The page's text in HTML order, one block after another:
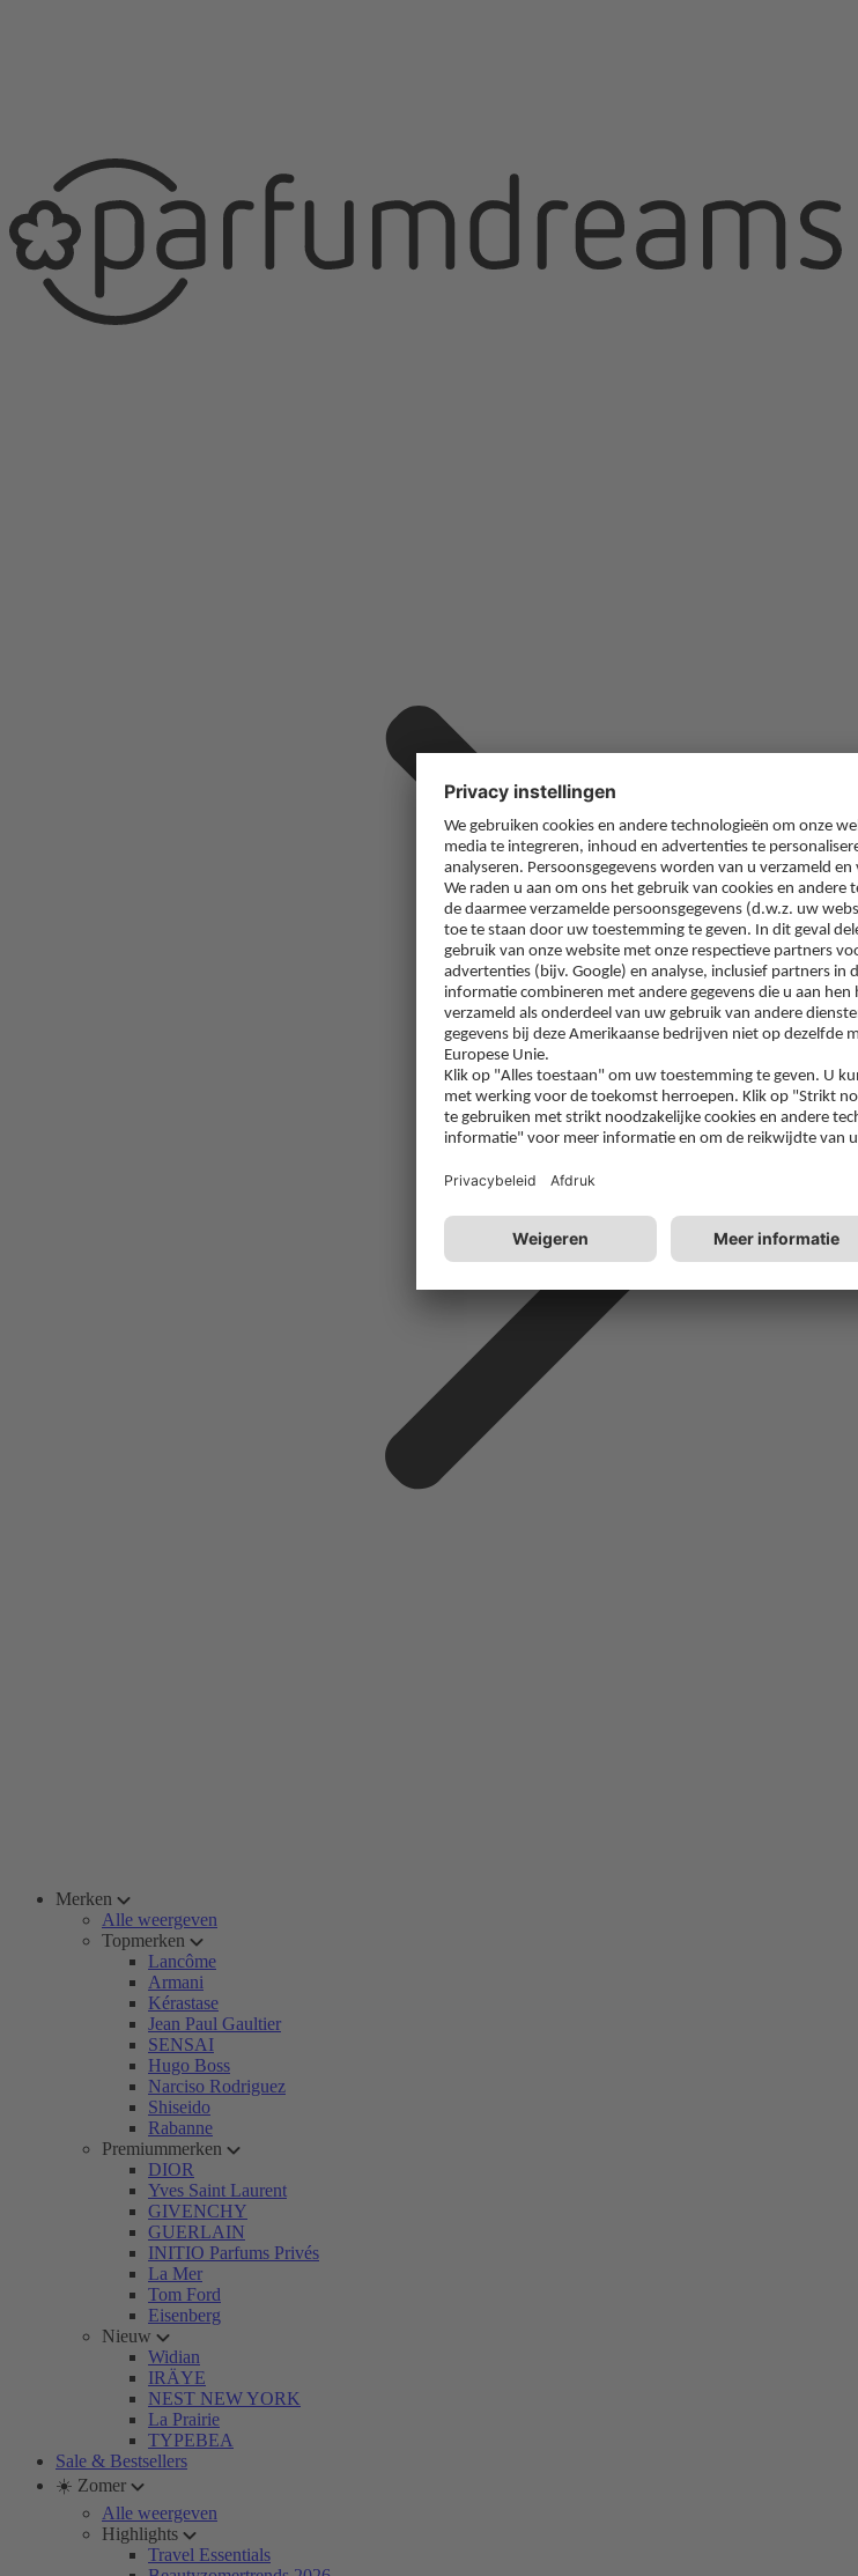
Merken
Alle weergeven
Topmerken
Lancôme
Armani
Kérastase
Jean Paul Gaultier
SENSAI
Hugo Boss
Narciso Rodriguez
Shiseido
Rabanne
Premiummerken
DIOR
Yves Saint Laurent
GIVENCHY
GUERLAIN
INITIO Parfums Privés
La Mer
Tom Ford
Eisenberg
Nieuw
Widian
IRÄYE
NEST NEW YORK
La Prairie
TYPEBEA
Sale & Bestsellers
☀️ Zomer
Alle weergeven
Highlights
Travel Essentials